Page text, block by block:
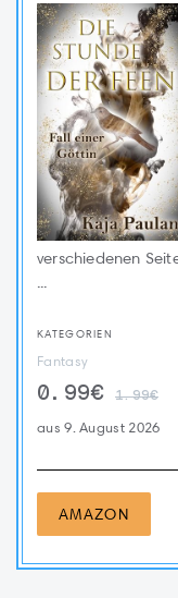
verschiedenen
...
KATEGORIEN
Fantasy
0.99€ 1.99€
aus 9. August 2026
AMAZON